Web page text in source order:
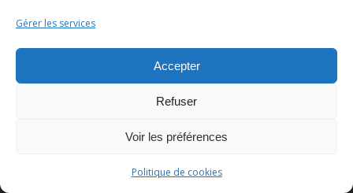
Gérer les services
Accepter
Refuser
Voir les préférences
Politique de cookies
© Copyright - Pedro Lombardi -Mentions légales